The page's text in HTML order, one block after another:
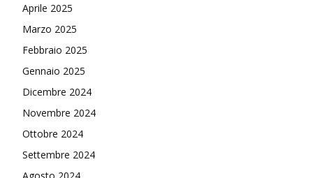
Aprile 2025
Marzo 2025
Febbraio 2025
Gennaio 2025
Dicembre 2024
Novembre 2024
Ottobre 2024
Settembre 2024
Agosto 2024